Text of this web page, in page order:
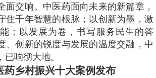
面交响。中医药面向未来的新篇章，
住千年智慧的根脉；以创新为墨，激
；以发展为卷，书写服务民生的答
、创新的锐度与发展的温度交融，中
已响彻大地。
药乡村振兴十大案例发布